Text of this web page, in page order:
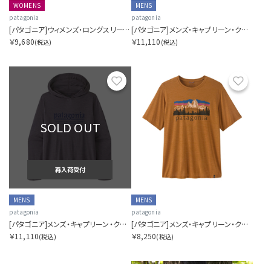
WOMENS
patagonia
[パタゴニア]ウィメンズ・ロングスリーブ・キャプリーン・クール・デイリー・シャツ（フィッツロイ・フットヒルズ）
￥9,680(税込)
MENS
patagonia
[パタゴニア]メンズ・キャプリーン・クール・デイリー・フーディ（フィッツロイ・フットヒルズ）
￥11,110 (税込)
お気に入り
SOLD OUT
再入荷受付
MENS
patagonia
[パタゴニア]メンズ・キャプリーン・クール・デイリー・フーディ（ハット・トリッパー）
￥11,110(税込)
MENS
patagonia
[パタゴニア]メンズ・キャプリーン・クール・デイリー・シャツ（フィッツロイ・フットヒルズ）
￥8,250(税込)